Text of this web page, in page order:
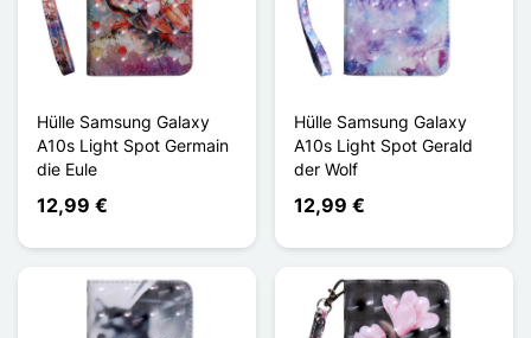
Hülle Samsung Galaxy
A10s Light Spot Germain
die Eule
12,99 €
Hülle Samsung Galaxy
A10s Light Spot Gerald
der Wolf
12,99 €